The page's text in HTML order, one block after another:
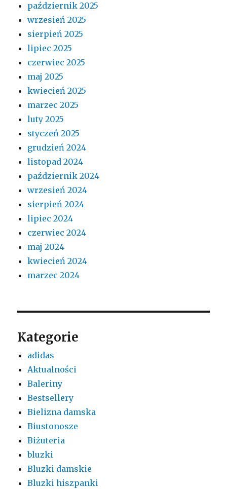
październik 2025
wrzesień 2025
sierpień 2025
lipiec 2025
czerwiec 2025
maj 2025
kwiecień 2025
marzec 2025
luty 2025
styczeń 2025
grudzień 2024
listopad 2024
październik 2024
wrzesień 2024
sierpień 2024
lipiec 2024
czerwiec 2024
maj 2024
kwiecień 2024
marzec 2024
Kategorie
adidas
Aktualności
Baleriny
Bestsellery
Bielizna damska
Biustonosze
Biżuteria
bluzki
Bluzki damskie
Bluzki hiszpanki